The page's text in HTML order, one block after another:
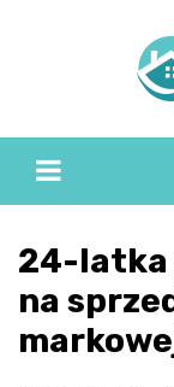
24-latka
na